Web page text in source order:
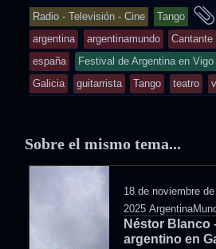
entry
was
posted
in
Radio - Televisión - Cine Tango
argentina
argentinamundo Cantante
españa
Festival de Argentina en Vigo
Galicia
guitarrista Tango teatro
Sobre el mismo tema...
18 de noviembre de
2025
Néstor Blanco
argentino en